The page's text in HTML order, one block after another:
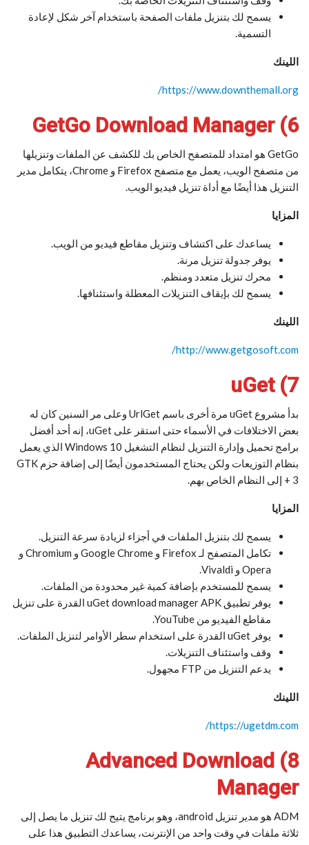
يسمح لك بتنزيل ملفات الصفحة باستخدام آخر شكل لإعادة
التسمية.
اللينك
https://www.downthemall.org/
6) GetGo Download Manager
GetGo هو امتداد للمتصفح الخاص بك للكشف عن الملفات وتنزيلها
من متصفح الويب، يعمل مع متصفح Firefox و Chrome، يتكامل مدير
التنزيل هذا أيضًا مع أداة تنزيل فيديو الويب.
المزايا
يساعدك على اكتشاف وتنزيل مقاطع فيديو من الويب.
يوفر جدولة تنزيل مرنة.
محرك تنزيل متعدد ومنظم.
يسمح لك بإيقاف التنزيلات المعطلة واستئنافها.
اللينك
http://www.getgosoft.com/
7) uGet
بدأ مشروع uGet مرة أخرى باسم UrlGet وعلى مر السنين كان له
بعض الاختلافات في الأسماء حتى استقر على uGet، إنه أحد أفضل
برامج تحميل وإدارة التنزيل لنظام التشغيل Windows 10 الذي يعمل
بنظام التوزيعات ولكن يحتاج المستخدمون أيضًا إلى إضافة حزم GTK
+ 3 إلى النظام الخاص بهم.
المزايا
يسمح لك بتنزيل الملفات في أجزاء لزيادة سرعة التنزيل.
تكامل المتصفح لـ Firefox و Google Chrome و Chromium و
Opera و Vivaldi.
يسمح للمستخدم بإضافة كمية غير محدودة من الملفات.
يوفر تطبيق uGet download manager APK القدرة على تنزيل
مقاطع الفيديو من YouTube.
يوفر uGet القدرة على استخدام سطر الأوامر لتنزيل الملفات.
وقف واستئناف التنزيلات.
يدعم التنزيل من FTP مجهول.
اللينك
https://ugetdm.com/
8) Advanced Download
Manager
ADM هو مدير تنزيل android، وهو برنامج يتيح لك تنزيل ما يصل إلى
ثلاثة ملفات في وقت واحد من الإنترنت، يساعدك التطبيق هذا على